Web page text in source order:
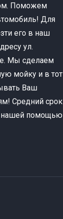
Поможем
Для
его в наш
ул.
Мы сделаем
мойку и в тот
Ваш
Средний срок
нашей помощью